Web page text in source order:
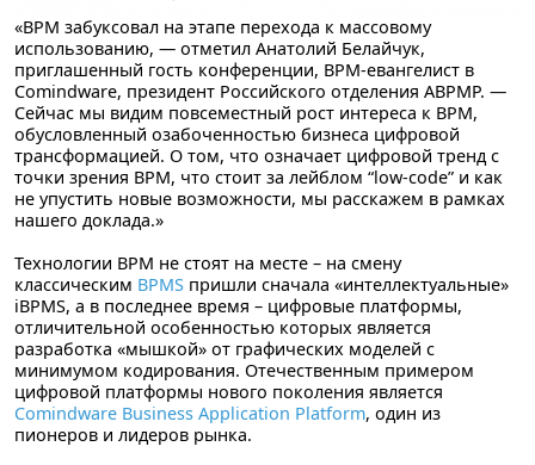
«BPM забуксовал на этапе перехода к массовому
использованию, — отметил Анатолий Белайчук,
приглашенный гость конференции, BPM-евангелист в
Comindware, президент Российского отделения ABPMP. —
Сейчас мы видим повсеместный рост интереса к BPM,
обусловленный озабоченностью бизнеса цифровой
трансформацией. О том, что означает цифровой тренд с
точки зрения BPM, что стоит за лейблом “low-code” и как
не упустить новые возможности, мы расскажем в рамках
нашего доклада.»
Технологии BPM не стоят на месте – на смену
классическим BPMS пришли сначала «интеллектуальные»
iBPMS, а в последнее время – цифровые платформы,
отличительной особенностью которых является
разработка «мышкой» от графических моделей с
минимумом кодирования. Отечественным примером
цифровой платформы нового поколения является
Comindware Business Application Platform, один из
пионеров и лидеров рынка.